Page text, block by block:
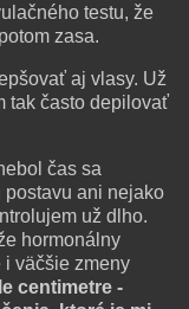
testu, že
zasa.
aj vlasy. Už
tak často depilovať
čas sa
ani nejako
už dlho.
hormonálny
i väčšie zmeny
centimetre -